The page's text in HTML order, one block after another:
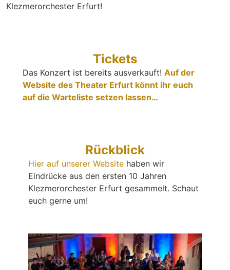
Klezmerorchester Erfurt!
Tickets
Das Konzert ist bereits ausverkauft! Auf der
Website des Theater Erfurt könnt ihr euch
auf die Warteliste setzen lassen…
Rückblick
Hier auf unserer Websitehaben wir
Eindrücke aus den ersten 10 Jahren
Klezmerorchester Erfurt gesammelt. Schaut
euch gerne um!